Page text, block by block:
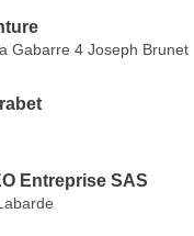
Gabarre 4 Joseph Brunet
Entreprise SAS